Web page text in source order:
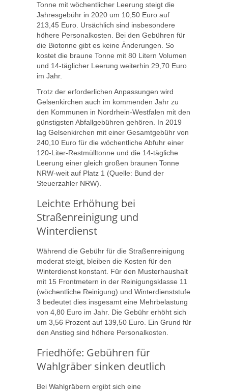
Tonne mit wöchentlicher Leerung steigt die
Jahresgebühr in 2020 um 10,50 Euro auf
213,45 Euro. Ursächlich sind insbesondere
höhere Personalkosten. Bei den Gebühren für
die Biotonne gibt es keine Änderungen. So
kostet die braune Tonne mit 80 Litern Volumen
und 14-täglicher Leerung weiterhin 29,70 Euro
im Jahr.
Trotz der erforderlichen Anpassungen wird
Gelsenkirchen auch im kommenden Jahr zu
den Kommunen in Nordrhein-Westfalen mit den
günstigsten Abfallgebühren gehören. In 2019
lag Gelsenkirchen mit einer Gesamtgebühr von
240,10 Euro für die wöchentliche Abfuhr einer
120-Liter-Restmülltonne und die 14-tägliche
Leerung einer gleich großen braunen Tonne
NRW-weit auf Platz 1 (Quelle: Bund der
Steuerzahler NRW).
Leichte Erhöhung bei
Straßenreinigung und
Winterdienst
Während die Gebühr für die Straßenreinigung
moderat steigt, bleiben die Kosten für den
Winterdienst konstant. Für den Musterhaushalt
mit 15 Frontmetern in der Reinigungsklasse 11
(wöchentliche Reinigung) und Winterdienststufe
3 bedeutet dies insgesamt eine Mehrbelastung
von 4,80 Euro im Jahr. Die Gebühr erhöht sich
um 3,56 Prozent auf 139,50 Euro. Ein Grund für
den Anstieg sind höhere Personalkosten.
Friedhöfe: Gebühren für
Wahlgräber sinken deutlich
Bei Wahlgräbern ergibt sich eine